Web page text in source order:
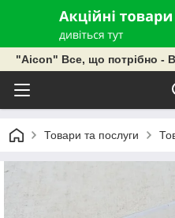
"Aicon" Все, що потрібно -
Товари та послуги